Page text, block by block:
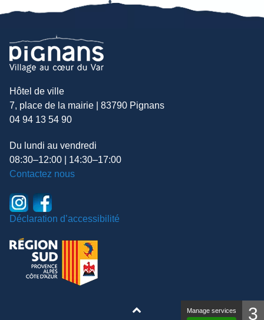
Hôtel de ville
7, place de la mairie | 83790 Pignans
04 94 13 54 90
Du lundi au vendredi
08:30–12:00 | 14:30–17:00
Contactez nous
Déclaration d’accessibilité
Manage services 3